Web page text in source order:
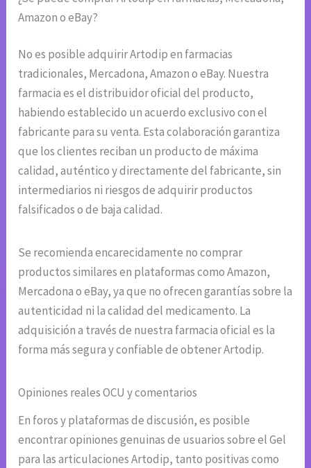
Amazon o eBay?
No es posible adquirir Artodip en farmacias
tradicionales, Mercadona, Amazon o eBay. Nuestra
farmacia es el distribuidor oficial del producto,
habiendo establecido un acuerdo exclusivo con el
fabricante para su venta. Esta colaboración garantiza
que los clientes reciban un producto de máxima
calidad, auténtico y directamente del fabricante, sin
intermediarios ni riesgos de adquirir productos
falsificados o de baja calidad.
Se recomienda encarecidamente no comprar
productos similares en plataformas como Amazon,
Mercadona o eBay, ya que no ofrecen garantías sobre la
autenticidad ni la calidad del medicamento. La
adquisición a través de nuestra farmacia oficial es la
forma más segura y confiable de obtener Artodip.
Opiniones reales OCU y comentarios
En foros y plataformas de discusión, es posible
encontrar opiniones genuinas de usuarios sobre el Gel
para las articulaciones Artodip, tanto positivas como